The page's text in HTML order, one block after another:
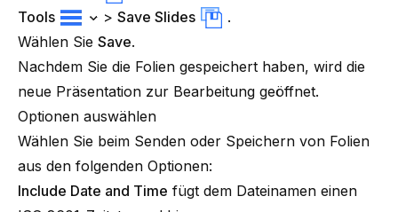
Tools
> Save Slides
.
Wählen Sie Save.
Nachdem Sie die Folien gespeichert haben, wird die
neue Präsentation zur Bearbeitung geöffnet.
Optionen auswählen
Wählen Sie beim Senden oder Speichern von Folien
aus den folgenden Optionen:
Include Date and Time fügt dem Dateinamen einen